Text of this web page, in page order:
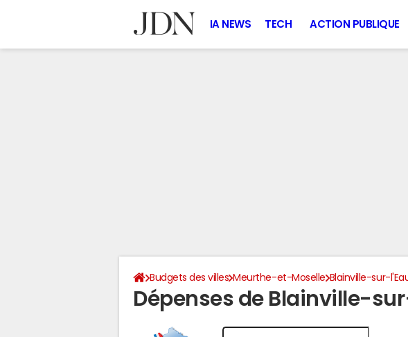
IA NEWS TECH ACTION PUBLIQUE
Budgets des villes Meurthe-et-Moselle Blainville-sur-
Dépenses de Blainville-